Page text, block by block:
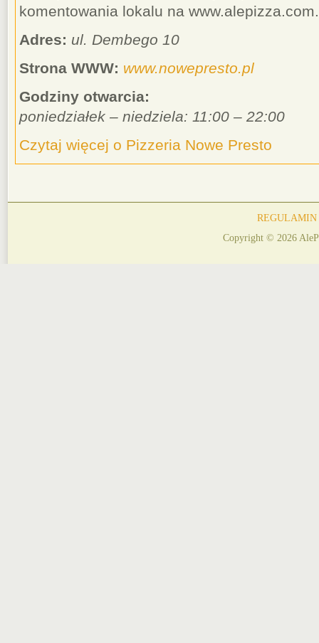
komentowania lokalu na www.alepizza.com.
Adres: ul. Dembego 10
Strona WWW: www.nowepresto.pl
Godziny otwarcia:
poniedziałek – niedziela: 11:00 – 22:00
Czytaj więcej o Pizzeria Nowe Presto
REGULAMIN
Copyright © 2026